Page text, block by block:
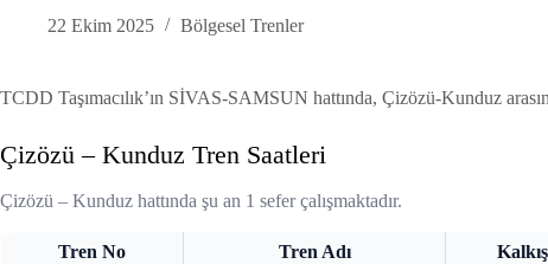
22 Ekim 2025 Bölgesel Trenler
TCDD Taşımacılık’ın SİVAS-SAMSUN hattında, Çizözü-Kunduz
Çizözü – Kunduz Tren Saatleri
Çizözü – Kunduz hattında şu an 1 sefer çalışmaktadır.
Tren No Tren Adı Kalkış